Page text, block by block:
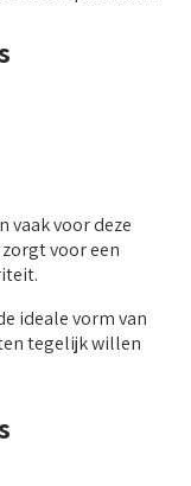
vaak voor deze
voor een
ideale vorm van
tegelijk willen